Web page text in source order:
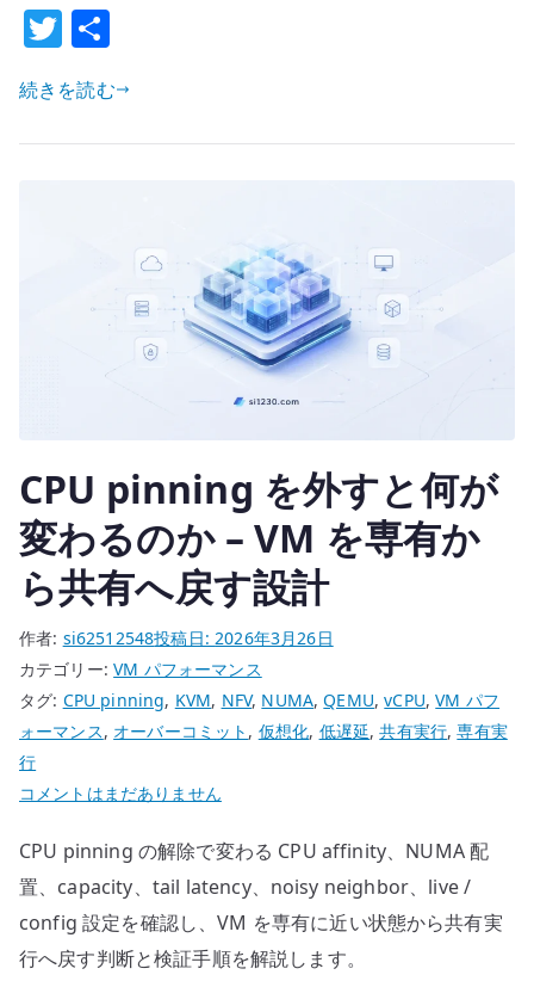
高
速
で
設
計
す
る
技
術
へ
の
T
w
it
te
続きを読む
CPU pinning を外すと何が
変わるのか – VM を専有か
ら共有へ戻す設計
作者: si62512548投稿日:2026年3月26日
カテゴリー:VM パフォーマンス
タグ: CPU pinning, KVM, NFV, NUMA,QEMU,vCPU,VM パフ
ォーマンス, オーバーコミット , 仮想化, 低遅延,共有実行,専有実
行
CPU
を
外
す
と
コメントはまだありません
CPU pinning の解除で変わる CPU affinity、NUMA 配
置、capacity、tail latency、noisy neighbor、live /
config 設定を確認し、VM を専有に近い状態から共有実
行へ戻す判断と検証手順を解説します。